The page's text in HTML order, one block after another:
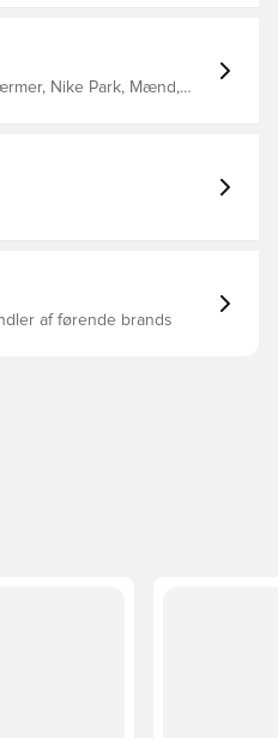
med knaplukning
af personlige ejendele
og hætte for at sikre
Nike Park, Mænd,
af førende brands